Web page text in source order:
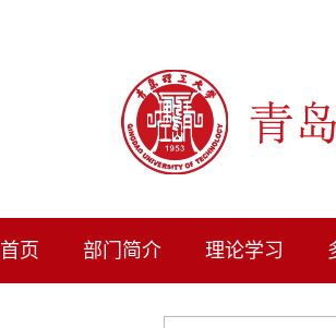
首页 部门简介 理论学习